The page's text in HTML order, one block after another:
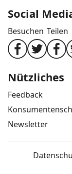
Social
Besuchen Teilen
Nützliches
Feedback
Newsletter